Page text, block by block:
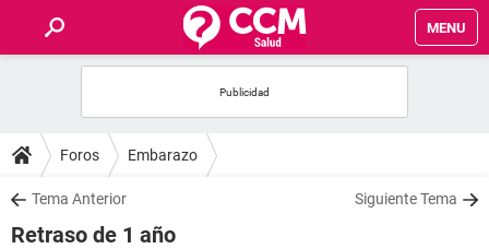
MENU
FOROS
SALUD
Foros Embarazo
Tema Anterior Siguiente Tema
Retraso de 1 año